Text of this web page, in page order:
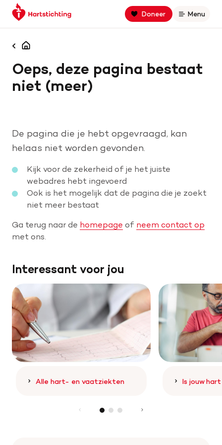
Spring
naar
Spring
naar
navigatie
Keer
terug
de
Doneer
Open
Menu
Zoek binnen hartstichting.nl
Zoeken
Home
Oorzaken
Is jouw hart gezond?
Help mee met geld
Leven met
Wetenschappelijk onderzoek
Doneer
Homepagina
Oeps, deze pagina bestaat
niet (meer)
De pagina die je hebt opgevraagd, kan
helaas niet worden gevonden.
Kijk voor de zekerheid of je het juiste
webadres hebt ingevoerd
Ook is het mogelijk dat de pagina die je zoekt
niet meer bestaat
Ga terug naar de homepage of neem contact op
met ons.
Interessant voor jou
Alle hart- en vaatziekten Is jouw